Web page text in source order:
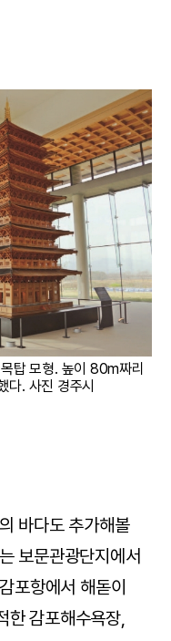
탑 모형. 높이 80m짜리
다. 사진 경주시
바다도 추가해볼
보문관광단지에서
포항에서 해돋이
한 감포해수욕장,